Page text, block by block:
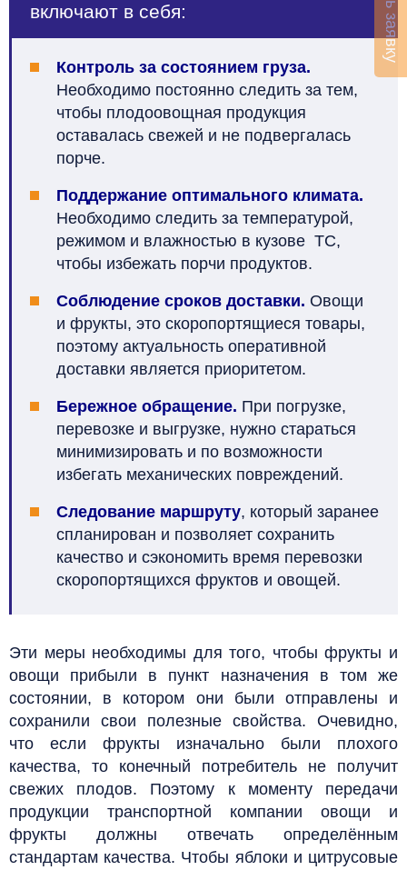
включают в себя:
Контроль за состоянием груза.
Необходимо постоянно следить за тем,
чтобы плодоовощная продукция
оставалась свежей и не подвергалась
порче.
Поддержание оптимального климата.
Необходимо следить за температурой,
режимом и влажностью в кузове ТС,
чтобы избежать порчи продуктов.
Соблюдение сроков доставки. Овощи
и фрукты, это скоропортящиеся товары,
поэтому актуальность оперативной
доставки является приоритетом.
Бережное обращение. При погрузке,
перевозке и выгрузке, нужно стараться
минимизировать и по возможности
избегать механических повреждений.
Следование маршруту, который заранее
спланирован и позволяет сохранить
качество и сэкономить время перевозки
скоропортящихся фруктов и овощей.
Эти меры необходимы для того, чтобы фрукты и
овощи прибыли в пункт назначения в том же
состоянии, в котором они были отправлены и
сохранили свои полезные свойства. Очевидно,
что если фрукты изначально были плохого
качества, то конечный потребитель не получит
свежих плодов. Поэтому к моменту передачи
продукции транспортной компании овощи и
фрукты должны отвечать определённым
стандартам качества. Чтобы яблоки и цитрусовые